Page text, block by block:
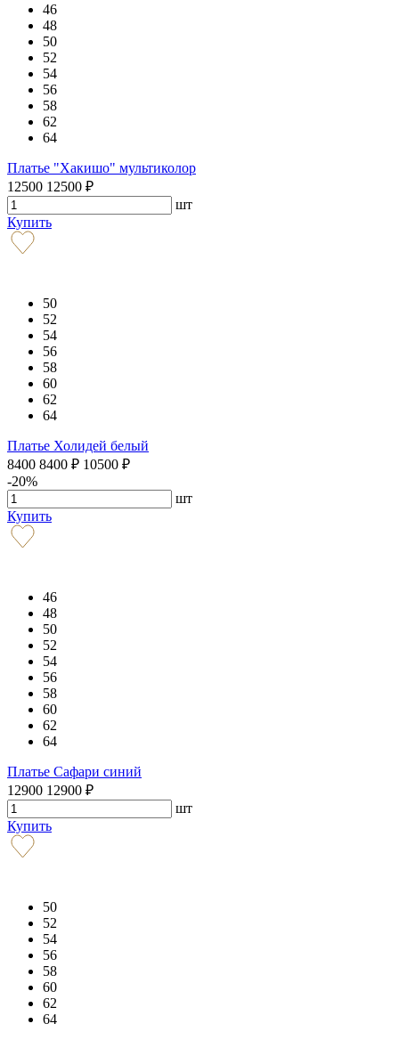
46
48
50
52
54
56
58
62
64
Платье "Хакишо" мультиколор
12500 12500 ₽
шт
Купить
50
52
54
56
58
60
62
64
Платье Холидей белый
8400 8400 ₽ 10500 ₽
-20%
шт
Купить
46
48
50
52
54
56
58
60
62
64
Платье Сафари синий
12900 12900 ₽
шт
Купить
50
52
54
56
58
60
62
64